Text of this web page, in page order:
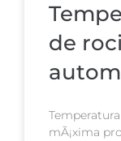
de
mÃ¡xima